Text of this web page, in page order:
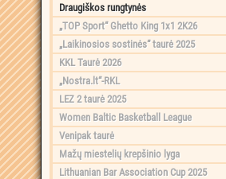
Draugiškos rungtynės
„TOP Sport“ Ghetto King 1x1 2K26
„Laikinosios sostinės“ taurė 2025
KKL Taurė 2026
„Nostra.lt“-RKL
LEZ 2 taurė 2025
Women Baltic Basketball League
Venipak taurė
Mažų miestelių krepšinio lyga
Lithuanian Bar Association Cup 2025